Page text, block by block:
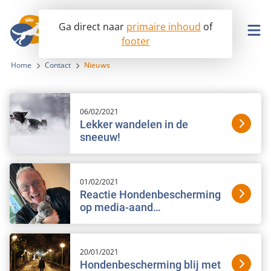
Ga direct naar primaire inhoud of
footer
Opvang
Hondenopvangcentrum
Aanpak malafide hondenhandel en broodfok
Betaalbare dierenartszorg
Afschaffing hondenbelasting
Ik wil een hond
Ik heb een hond
Onderzoek en wetenschap
Help mee
In uw testament
Over ons
Contact
Home Contact Nieuws
06/02/2021
Lekker wandelen in de
sneeuw!
01/02/2021
Reactie Hondenbescherming
op media-aand…
20/01/2021
Hondenbescherming blij met